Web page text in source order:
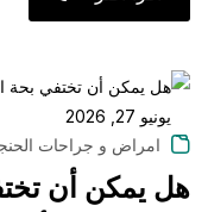
يونيو 27, 2026
امراض و جراحات
هل يمكن أن